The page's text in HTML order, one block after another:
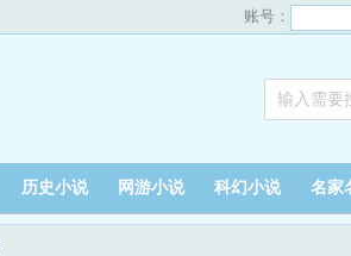
账号：
历史小说 网游小说 科幻小说 名家